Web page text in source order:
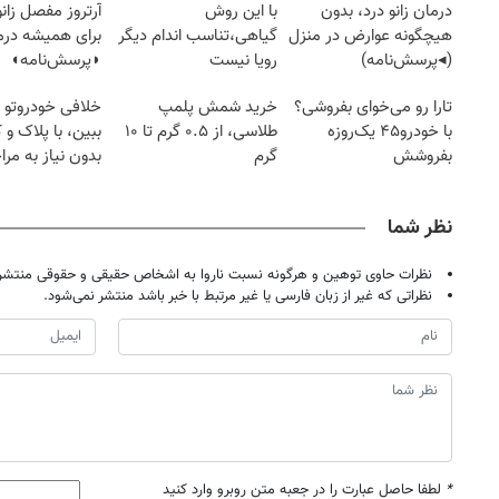
درمان زانو درد، بدون
هیچگونه عوارض در منزل
(◂پرسش‌نامه)
با این روش
گیاهی،تناسب اندام دیگر
رویا نیست
آرتروز مفصل
برای همیشه
◗پرسش‌نامه◖
تارا رو می‌خوای بفروشی؟
با خودرو۴۵ یک‌روزه
بفروشش
خرید شمش پلمپ
طلاسی، از ۰.۵ گرم تا ۱۰
گرم
خلافی خودروتو
ببین، با پلاک
بدون نیاز به
نظر شما
نظرات حاوی توهین و هرگونه نسبت ناروا به اشخاص حقیقی و حقوقی
نظراتی که غیر از زبان فارسی یا غیر مرتبط با خبر باشد منتشر نمی‌شود.
* لطفا حاصل عبارت را در جعبه متن روبرو وارد کنید